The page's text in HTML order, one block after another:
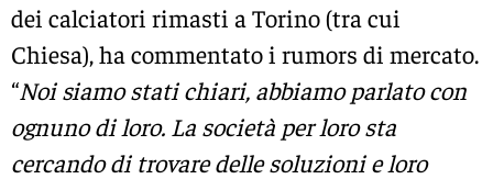
dei calciatori rimasti a Torino (tra cui
Chiesa), ha commentato i rumors di mercato.
“Noi siamo stati chiari, abbiamo parlato con
ognuno di loro. La società per loro sta
cercando di trovare delle soluzioni e loro